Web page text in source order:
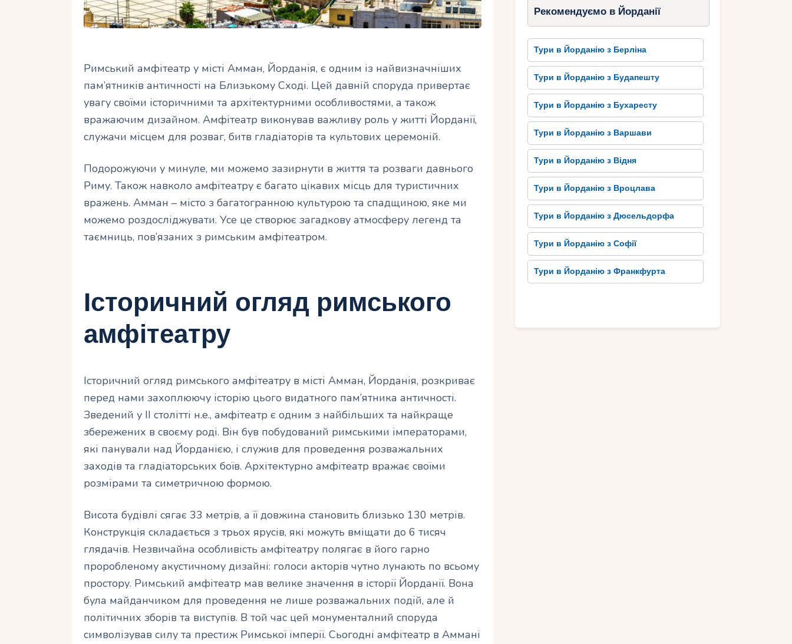
Римський амфітеатр у місті Амман, Йорданія, є одним із найвизначніших
пам’ятників античності на Близькому Сході. Цей давній споруда привертає
увагу своїми історичними та архітектурними особливостями, а також
вражаючим дизайном. Амфітеатр виконував важливу роль у житті Йорданії,
служачи місцем для розваг, битв гладіаторів та культових церемоній.
Подорожуючи у минуле, ми можемо зазирнути в життя та розваги давнього
Риму. Також навколо амфітеатру є багато цікавих місць для туристичних
вражень. Амман – місто з багатогранною культурою та спадщиною, яке ми
можемо роздосліджувати. Усе це створює загадкову атмосферу легенд та
таємниць, пов’язаних з римським амфітеатром.
Історичний огляд римського
амфітеатру
Історичний огляд римського амфітеатру в місті Амман, Йорданія, розкриває
перед нами захоплюючу історію цього видатного пам’ятника античності.
Зведений у II столітті н.е., амфітеатр є одним з найбільших та найкраще
збережених в своєму роді. Він був побудований римськими імператорами,
які панували над Йорданією, і служив для проведення розважальних
заходів та гладіаторських боїв. Архітектурно амфітеатр вражає своїми
розмірами та симетричною формою.
Висота будівлі сягає 33 метрів, а її довжина становить близько 130 метрів.
Конструкція складається з трьох ярусів, які можуть вміщати до 6 тисяч
глядачів. Незвичайна особливість амфітеатру полягає в його гарно
проробленому акустичному дизайні: голоси акторів чутно лунають по всьому
простору. Римський амфітеатр мав велике значення в історії Йорданії. Вона
була майданчиком для проведення не лише розважальних подій, але й
політичних зборів та виступів. В той час цей монументалний споруда
символізував силу та престиж Римської імперії. Сьогодні амфітеатр в Аммані
Рекомендуємо в Йорданії
Тури в Йорданію з Берліна
Тури в Йорданію з Будапешту
Тури в Йорданію з Бухаресту
Тури в Йорданію з Варшави
Тури в Йорданію з Відня
Тури в Йорданію з Вроцлава
Тури в Йорданію з Дюсельдорфа
Тури в Йорданію з Софії
Тури в Йорданію з Франкфурта